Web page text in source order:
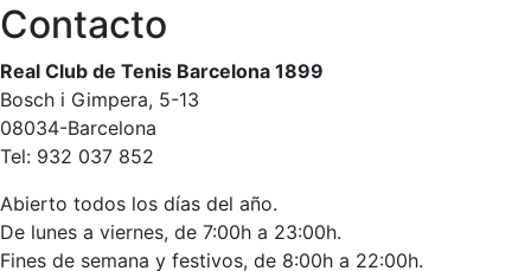
Inscripciones
El Godó
del
Socio/a
Contacto
Real Club de Tenis Barcelona 1899
Bosch i Gimpera, 5-13
08034-Barcelona
Tel: 932 037 852
Abierto todos los días del año.
De lunes a viernes, de 7:00h a 23:00h.
Fines de semana y festivos, de 8:00h a 22:00h.